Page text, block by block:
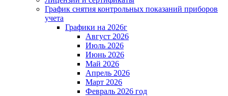
График снятия контрольных показаний приборов
учета
Графики на 2026г
Август 2026
Июль 2026
Июнь 2026
Май 2026
Апрель 2026
Март 2026
Февраль 2026 год